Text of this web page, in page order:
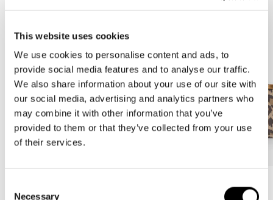
This website uses cookies
We use cookies to personalise content and ads, to
provide social media features and to analyse our traffic.
We also share information about your use of our site with
our social media, advertising and analytics partners who
may combine it with other information that you’ve
provided to them or that they’ve collected from your use
of their services.
Necessary